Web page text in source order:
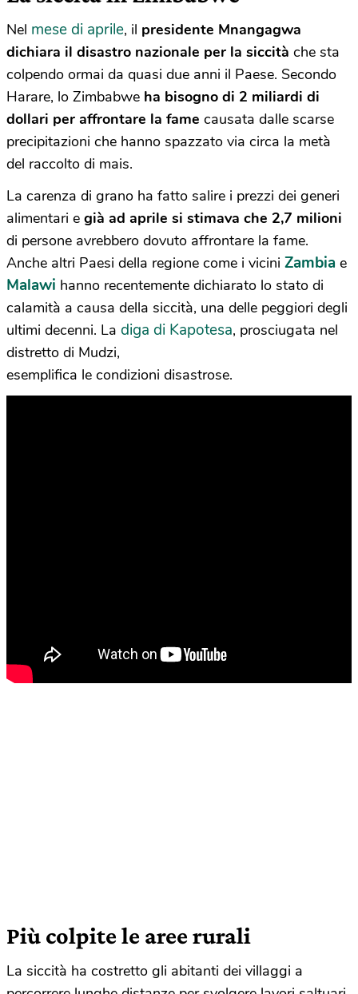
Nel mese di aprile, il presidente Mnangagwa
dichiara il disastro nazionale per la siccità che sta
colpendo ormai da quasi due anni il Paese. Secondo
Harare, lo Zimbabwe ha bisogno di 2 miliardi di
dollari per affrontare la fame causata dalle scarse
precipitazioni che hanno spazzato via circa la metà
del raccolto di mais.
La carenza di grano ha fatto salire i prezzi dei generi
alimentari e già ad aprile si stimava che 2,7 milioni
di persone avrebbero dovuto affrontare la fame.
Anche altri Paesi della regione come i vicini Zambia e
Malawi hanno recentemente dichiarato lo stato di
calamità a causa della siccità, una delle peggiori degli
ultimi decenni. La diga di Kapotesa, prosciugata nel
distretto di Mudzi,
esemplifica le condizioni disastrose.
Più colpite le aree rurali
La siccità ha costretto gli abitanti dei villaggi a